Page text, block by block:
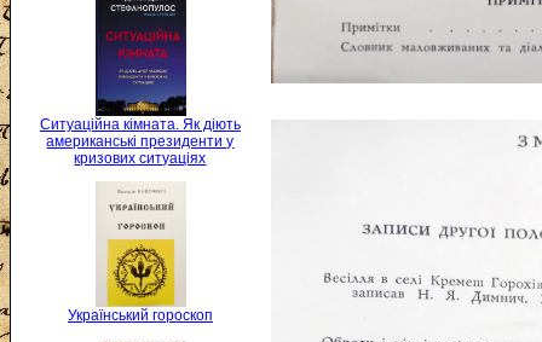
Ситуаційна кімната. Як діють
американські президенти у
кризових ситуаціях
Український гороскоп